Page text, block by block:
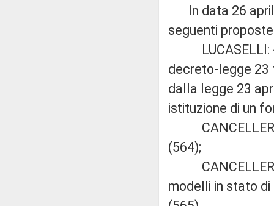
In data 26
seguenti
LUCASELLI:
decreto-legge 23
dalla legge 23
istituzione di un
CANCELLERI:
(564);
CANCELLERI
modelli in stato